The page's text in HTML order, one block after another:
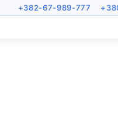
+382-67-989-777